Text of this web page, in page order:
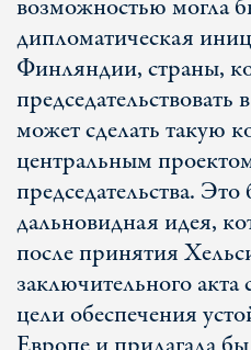
возможностью могла
дипломатическая
Финляндии, страны,
может сделать такую
центральным
председательства.
дальновидная идея,
после принятия
заключительного
цели обеспечения